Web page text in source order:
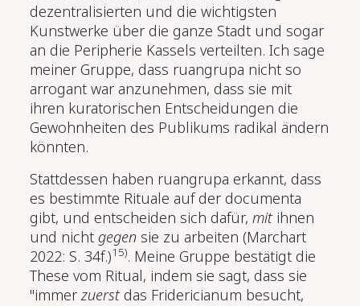
dezentralisierten und die wichtigsten
Kunstwerke über die ganze Stadt und sogar
an die Peripherie Kassels verteilten. Ich sage
meiner Gruppe, dass ruangrupa nicht so
arrogant war anzunehmen, dass sie mit
ihren kuratorischen Entscheidungen die
Gewohnheiten des Publikums radikal ändern
könnten.
Stattdessen haben ruangrupa erkannt, dass
es bestimmte Rituale auf der documenta
gibt, und entscheiden sich dafür,mitihnen
und nicht gegen sie zu arbeiten (Marchart
2022: S. 34f.)15). Meine Gruppe bestätigt die
These vom Ritual, indem sie sagt, dass sie
"immerzuerst das Fridericianum besucht,